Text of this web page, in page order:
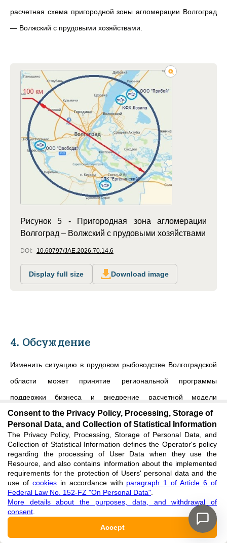
расчетная схема пригородной зоны агломерации Волгоград
— Волжский с прудовыми хозяйствами.
Рисунок 5 - Пригородная зона агломерации
Волгоград – Волжский с прудовыми хозяйствами
DOI: 10.60797/JAE.2026.70.14.6
Display full size Download image
4. Обсуждение
Изменить ситуацию в прудовом рыбоводстве Волгоградской
области может принятие региональной программы
поддержки бизнеса и внедрение расчетной модели
маркетинговой коммерциализации бизнес-процессов с
учетом преобладающих трендов рынка FoodTech[11].
Функционально можно рассматривать два вида моделей для
регионального прудового предпринимательства: B2C,
ориентированную на местного потребителя, B2B,
выстроенную под взаимодействие с партнерами и
стейкхолдерами. На взгляд авторов, наиболее
предпочтительной является модель B2B, которая позволит
Consent to the Privacy Policy, Processing, Storage of
Personal Data, and Collection of Statistical Information
The Privacy Policy, Processing, Storage of Personal Data, and
Collection of Statistical Information defines the Operator's policy
regarding the processing of User Data when they use the
Resource, and also contains information about the implemented
requirements for the protection of Users' personal data and the
use of cookiesin accordance with paragraph 1 of Article 6 of
Federal Law No. 152-FZ "On Personal Data"
More details about the purposes, data, and withdrawal of
consent
Accept